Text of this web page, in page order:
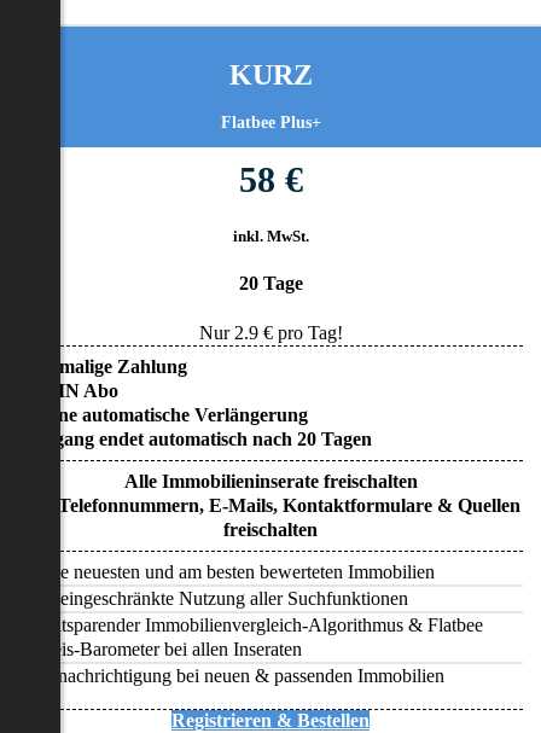
KURZ
Flatbee Plus+
58 €
inkl. MwSt.
20 Tage
Nur 2.9€ pro Tag!
• Einmalige Zahlung
• KEIN Abo
• Keine automatische Verlängerung
• Zugang endet automatisch nach 20 Tagen
Alle Immobilieninserate freischalten
Alle Telefonnummern, E-Mails, Kontaktformulare & Quellen
freischalten
Alle neuesten und am besten bewerteten Immobilien
Uneingeschränkte Nutzung aller Suchfunktionen
Zeitsparender Immobilienvergleich-Algorithmus & Flatbee
Preis-Barometer bei allen Inseraten
Benachrichtigung bei neuen & passenden Immobilien
Registrieren & Bestellen